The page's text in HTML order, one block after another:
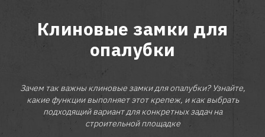
Клиновые замки для
опалубки
Зачем так важны клиновые замки для опалубки? Узнайте,
какие функции выполняет этот крепеж, и как выбрать
подходящий вариант для конкретных задач на
строительной площадке